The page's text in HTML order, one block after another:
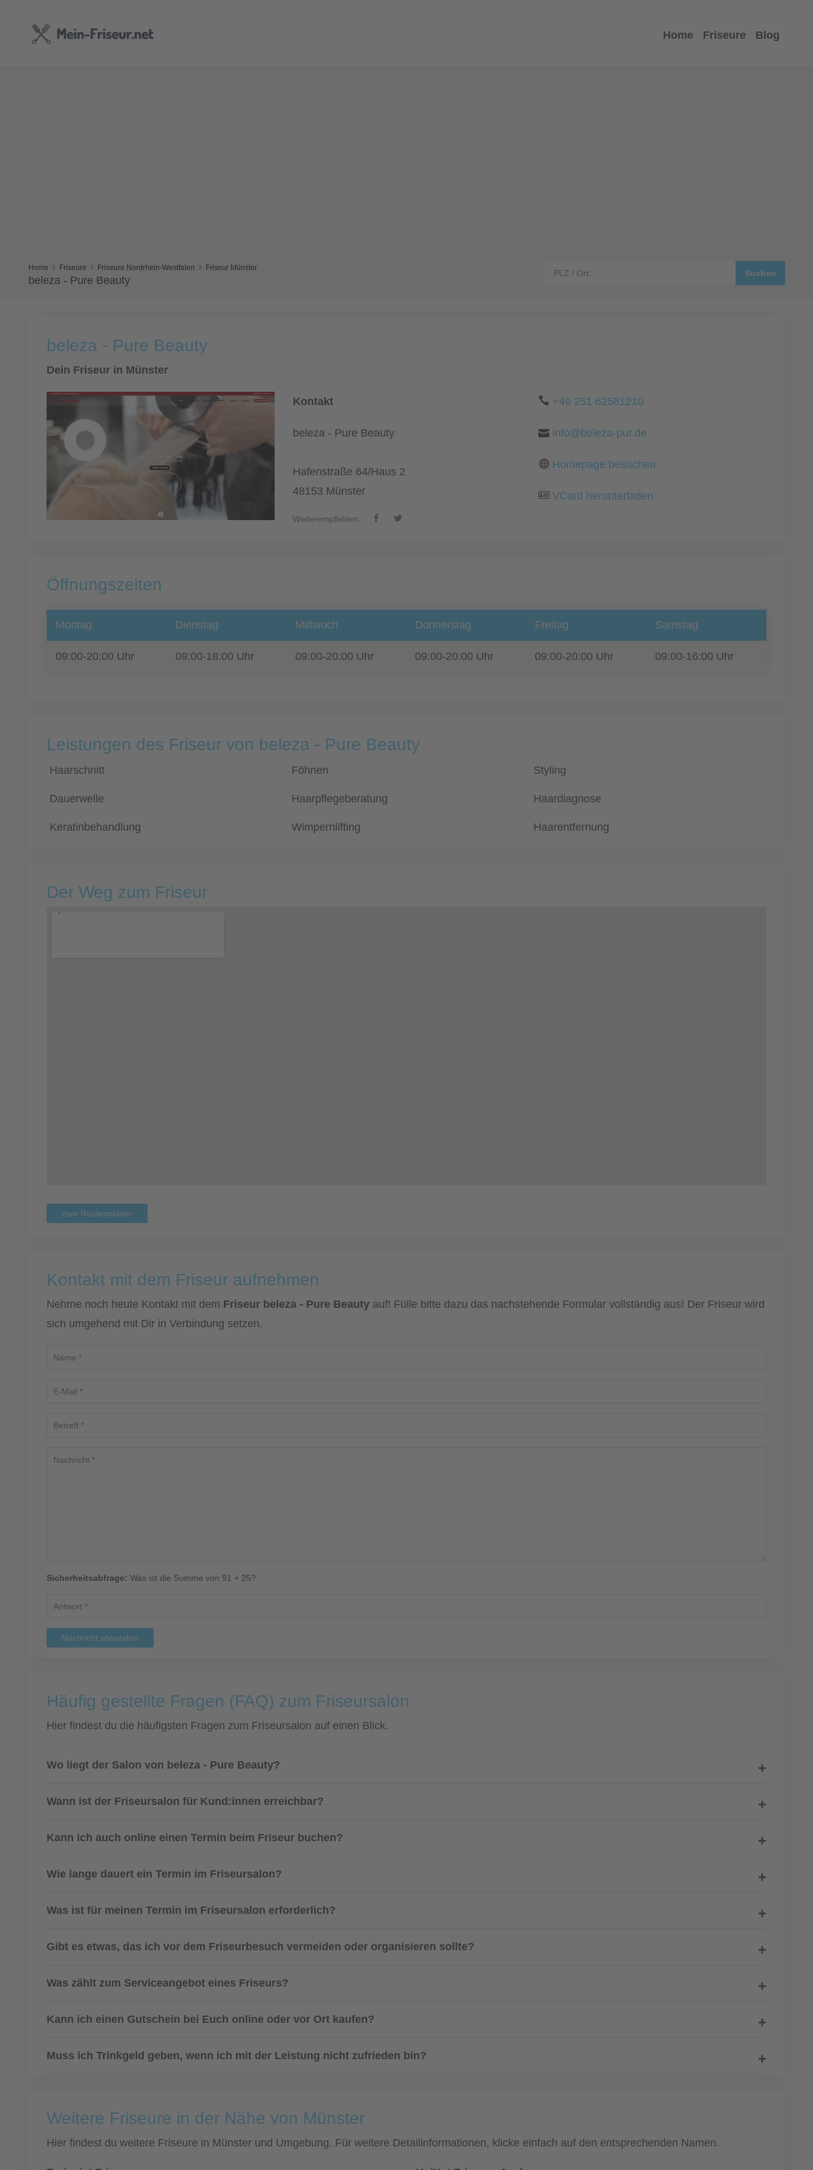
Home Friseure Blog
Home Friseure Friseure Nordrhein-Westfalen Friseur Münster
beleza - Pure Beauty
beleza - Pure Beauty
Dein Friseur in Münster
Kontakt
beleza - Pure Beauty
Hafenstraße 64/Haus 2
48153 Münster
Weiterempfehlen:
+49 251 62561210
info@beleza-pur.de
Homepage besuchen
VCard herunterladen
Öffnungszeiten
Montag Dienstag Mittwoch Donnerstag Freitag Samstag
09:00-20:00 Uhr 09:00-18:00 Uhr 09:00-20:00 Uhr 09:00-20:00 Uhr 09:00-20:00 Uhr 09:00-16:00 Uhr
Leistungen des Friseur von beleza - Pure Beauty
Haarschnitt Föhnen Styling
Dauerwelle Haarpflegeberatung Haardiagnose
Keratinbehandlung Wimpernlifting Haarentfernung
Der Weg zum Friseur
zum Routenplaner
Kontakt mit dem Friseur aufnehmen
Nehme noch heute Kontakt mit dem Friseur beleza - Pure Beauty auf! Fülle bitte dazu das nachstehende Formular vollständig aus! Der Friseur wird
sich umgehend mit Dir in Verbindung setzen.
Sicherheitsabfrage: Was ist die Summe von 91 + 25?
Nachricht absenden
Häufig gestellte Fragen (FAQ) zum Friseursalon
Hier findest du die häufigsten Fragen zum Friseursalon auf einen Blick.
Wo liegt der Salon von beleza - Pure Beauty?
Wann ist der Friseursalon für Kund:innen erreichbar?
Kann ich auch online einen Termin beim Friseur buchen?
Wie lange dauert ein Termin im Friseursalon?
Was ist für meinen Termin im Friseursalon erforderlich?
Gibt es etwas, das ich vor dem Friseurbesuch vermeiden oder organisieren sollte?
Was zählt zum Serviceangebot eines Friseurs?
Kann ich einen Gutschein bei Euch online oder vor Ort kaufen?
Muss ich Trinkgeld geben, wenn ich mit der Leistung nicht zufrieden bin?
Weitere Friseure in der Nähe von Münster
Hier findest du weitere Friseure in Münster und Umgebung. Für weitere Detailinformationen, klicke einfach auf den entsprechenden Namen.